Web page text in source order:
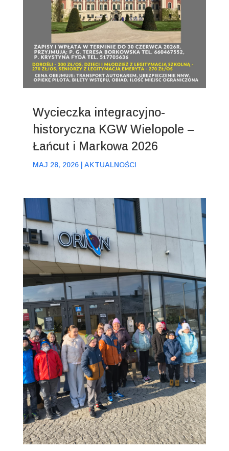
Wycieczka integracyjno-
historyczna KGW Wielopole –
Łańcut i Markowa 2026
MAJ 28, 2026| AKTUALNOŚCI